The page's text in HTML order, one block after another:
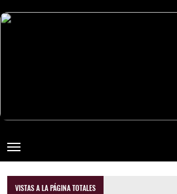
VISTAS A LA PÁGINA TOTALES